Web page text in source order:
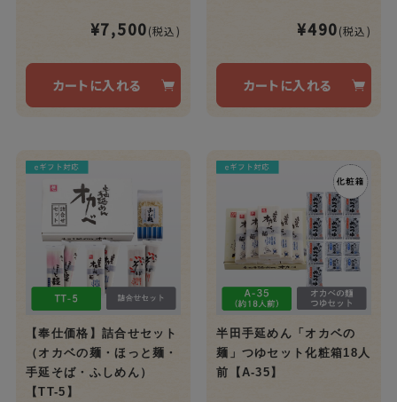
¥7,500(税込)
カートに入れる
¥490(税込)
カートに入れる
【奉仕価格】詰合せセット
（オカベの麺・ほっと麺・
手延そば・ふしめん）
【TT-5】
半田手延めん「オカベの
麺」つゆセット化粧箱18人
前【A-35】